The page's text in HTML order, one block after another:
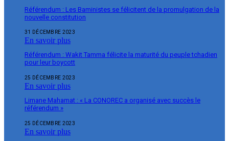
Référendum : Les Baministes se félicitent de la promulgation de la
nouvelle constitution
31 DÉCEMBRE 2023
En savoir plus
Référendum : Wakit Tamma félicite la maturité du peuple tchadien
pour leur boycott
25 DÉCEMBRE 2023
En savoir plus
Limane Mahamat : « La CONOREC a organisé avec succès le
référendum »
25 DÉCEMBRE 2023
En savoir plus